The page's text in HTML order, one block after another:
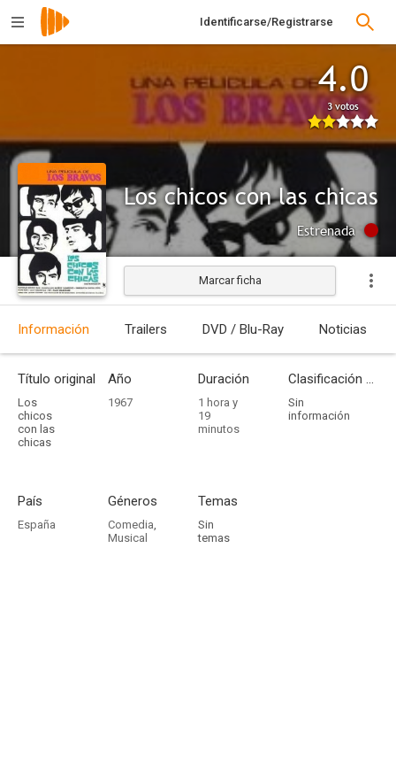
Identificarse/Registrarse
4.0
3 votos
Los chicos con las chicas
Estrenada
Marcar ficha
Información Trailers DVD / Blu-Ray Noticias
Título original
Los
chicos
con las
chicas
Año
1967
Duración
1 hora y
19
minutos
Clasificación por edades
Sin
información
País
España
Géneros
Comedia,
Musical
Temas
Sin
temas